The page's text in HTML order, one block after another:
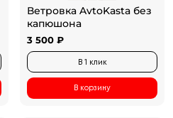
Ветровка AvtoKasta без
капюшона
3 500 ₽
В 1 клик
В корзину